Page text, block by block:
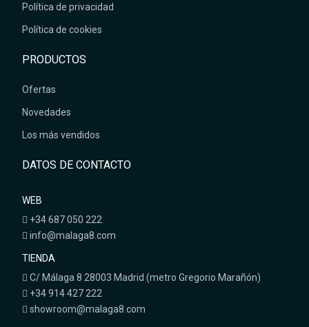
Política de privacidad
Política de cookies
PRODUCTOS
Ofertas
Novedades
Los más vendidos
DATOS DE CONTACTO
WEB
+34 687 050 222
info@malaga8.com
TIENDA
C/ Málaga 8 28003 Madrid (metro Gregorio Marañón)
+34 914 427 222
showroom@malaga8.com